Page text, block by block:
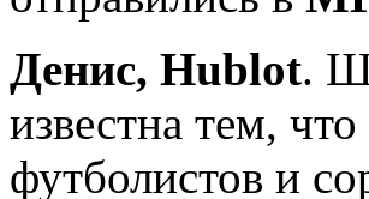
Денис, Hublot.
известна тем,
футболистов и